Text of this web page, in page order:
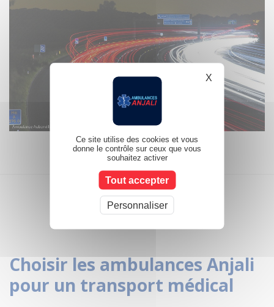
Choisir les ambulances Anjali
pour un transport médical
Ce site utilise des cookies et vous
donne le contrôle sur ceux que vous
souhaitez activer
Tout accepter
Personnaliser
X Masquer le